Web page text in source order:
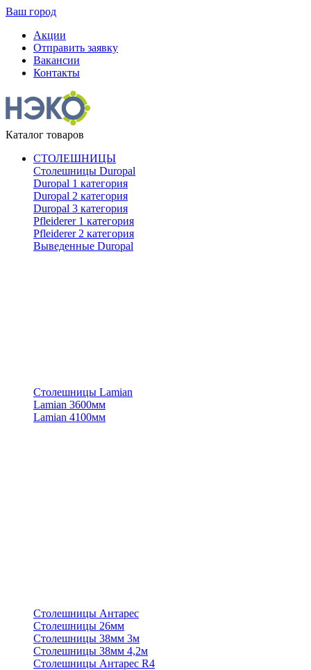
Ваш город
Акции
Отправить заявку
Вакансии
Контакты
Каталог товаров
СТОЛЕШНИЦЫ
Столешницы Duropal
Duropal 1 категория
Duropal 2 категория
Duropal 3 категория
Pfleiderer 1 категория
Pfleiderer 2 категория
Выведенные Duropal
Столешницы Lamian
Lamian 3600мм
Lamian 4100мм
Столешницы Антарес
Столешницы 26мм
Столешницы 38мм 3м
Столешницы 38мм 4,2м
Столешницы Антарес R4